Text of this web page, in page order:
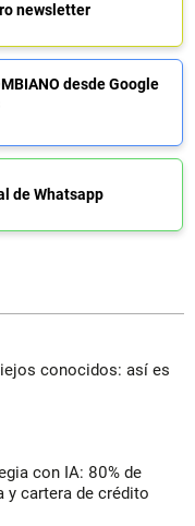
newsletter
desde Google
de Whatsapp
conocidos: así es
con IA: 80% de
y cartera de crédito